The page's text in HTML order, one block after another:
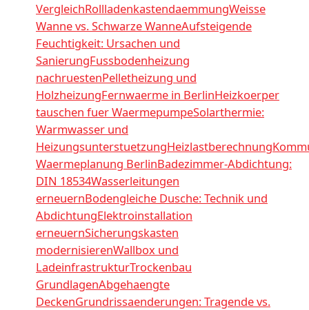
VergleichRollladenkastendaemmungWeisse
Wanne vs. Schwarze WanneAufsteigende
Feuchtigkeit: Ursachen und
SanierungFussbodenheizung
nachruestenPelletheizung und
HolzheizungFernwaerme in BerlinHeizkoerper
tauschen fuer WaermepumpeSolarthermie:
Warmwasser und
HeizungsunterstuetzungHeizlastberechnung
Waermeplanung BerlinBadezimmer-Abdichtung:
DIN 18534Wasserleitungen
erneuernBodengleiche Dusche: Technik und
AbdichtungElektroinstallation
erneuernSicherungskasten
modernisierenWallbox und
LadeinfrastrukturTrockenbau
GrundlagenAbgehaengte
DeckenGrundrissaenderungen: Tragende vs.